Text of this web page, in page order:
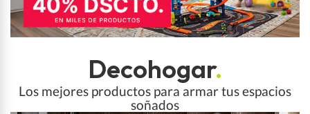
Decohogar.
Los mejores productos para armar tus espacios
soñados